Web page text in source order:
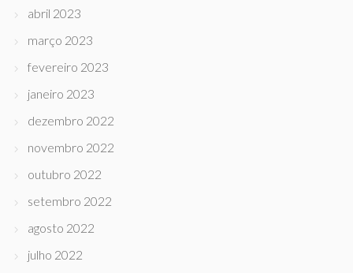
abril 2023
março 2023
fevereiro 2023
janeiro 2023
dezembro 2022
novembro 2022
outubro 2022
setembro 2022
agosto 2022
julho 2022